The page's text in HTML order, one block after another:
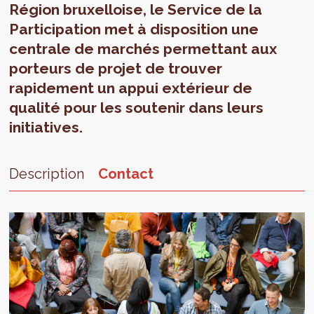
Région bruxelloise, le Service de la
Participation met à disposition une
centrale de marchés permettant aux
porteurs de projet de trouver
rapidement un appui extérieur de
qualité pour les soutenir dans leurs
initiatives.
Description Contact